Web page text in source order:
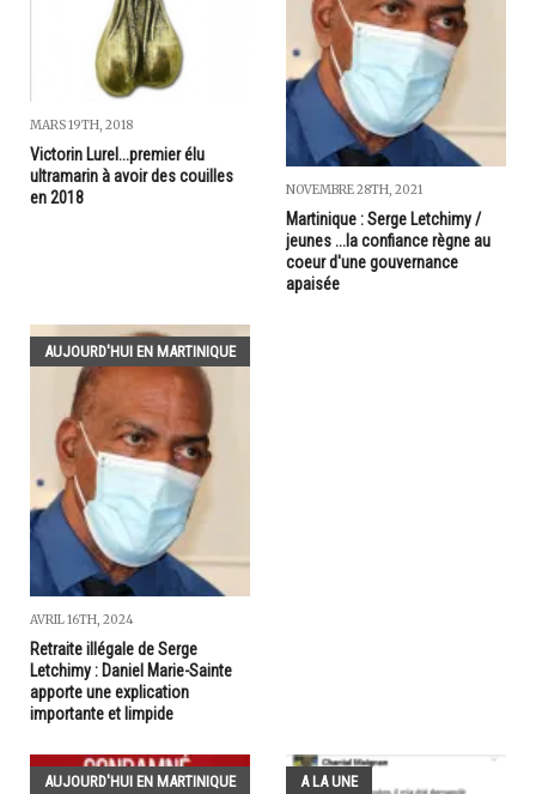
MARS 19TH, 2018
Victorin Lurel...premier élu
ultramarin à avoir des couilles
en 2018
NOVEMBRE 28TH, 2021
Martinique : Serge Letchimy /
jeunes ...la confiance règne au
coeur d'une gouvernance
apaisée
AUJOURD'HUI EN MARTINIQUE
AVRIL 16TH, 2024
Retraite illégale de Serge
Letchimy : Daniel Marie-Sainte
apporte une explication
importante et limpide
AUJOURD'HUI EN MARTINIQUE A LA UNE